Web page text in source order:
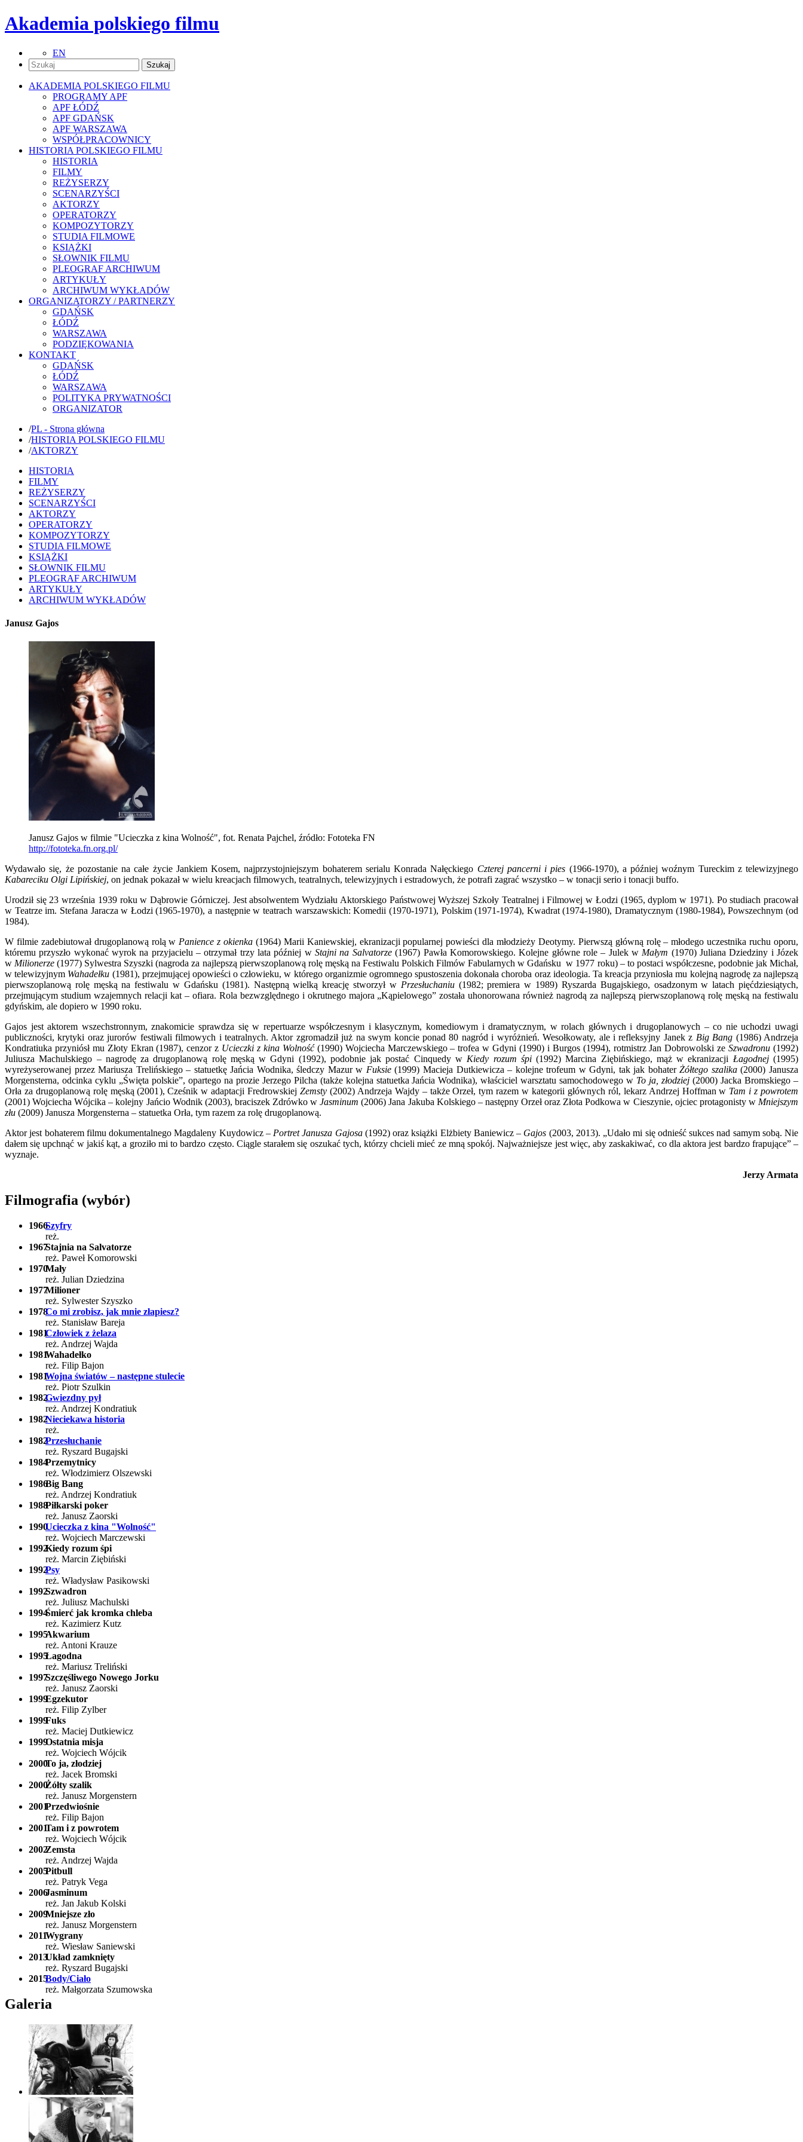
Akademia polskiego filmu
EN
AKADEMIA POLSKIEGO FILMU
PROGRAMY APF
APF ŁÓDŹ
APF GDAŃSK
APF WARSZAWA
WSPÓŁPRACOWNICY
HISTORIA POLSKIEGO FILMU
HISTORIA
FILMY
REŻYSERZY
SCENARZYŚCI
AKTORZY
OPERATORZY
KOMPOZYTORZY
STUDIA FILMOWE
KSIĄŻKI
SŁOWNIK FILMU
PLEOGRAF ARCHIWUM
ARTYKUŁY
ARCHIWUM WYKŁADÓW
ORGANIZATORZY / PARTNERZY
GDAŃSK
ŁÓDŹ
WARSZAWA
PODZIĘKOWANIA
KONTAKT
GDAŃSK
ŁÓDŹ
WARSZAWA
POLITYKA PRYWATNOŚCI
ORGANIZATOR
/PL - Strona główna
/HISTORIA POLSKIEGO FILMU
/AKTORZY
HISTORIA
FILMY
REŻYSERZY
SCENARZYŚCI
AKTORZY
OPERATORZY
KOMPOZYTORZY
STUDIA FILMOWE
KSIĄŻKI
SŁOWNIK FILMU
PLEOGRAF ARCHIWUM
ARTYKUŁY
ARCHIWUM WYKŁADÓW
Janusz Gajos
Janusz Gajos w filmie "Ucieczka z kina Wolność", fot. Renata Pajchel, źródło: Fototeka FN
http://fototeka.fn.org.pl/
Wydawało się, że pozostanie na całe życie Jankiem Kosem, najprzystojniejszym bohaterem serialu Konrada Nałęckiego Czterej pancerni i pies (1966-1970), a później woźnym Tureckim z telewizyjnego
Kabareciku Olgi Lipińskiej, on jednak pokazał w wielu kreacjach filmowych, teatralnych, telewizyjnych i estradowych, że potrafi zagrać wszystko – w tonacji serio i tonacji buffo.
Urodził się 23 września 1939 roku w Dąbrowie Górniczej. Jest absolwentem Wydziału Aktorskiego Państwowej Wyższej Szkoły Teatralnej i Filmowej w Łodzi (1965, dyplom w 1971). Po studiach pracował
w Teatrze im. Stefana Jaracza w Łodzi (1965-1970), a następnie w teatrach warszawskich: Komedii (1970-1971), Polskim (1971-1974), Kwadrat (1974-1980), Dramatycznym (1980-1984), Powszechnym (od
1984).
W filmie zadebiutował drugoplanową rolą wPanience z okienka (1964) Marii Kaniewskiej, ekranizacji popularnej powieści dla młodzieży Deotymy. Pierwszą główną rolę – młodego uczestnika ruchu oporu,
któremu przyszło wykonać wyrok na przyjacielu – otrzymał trzy lata później wStajni na Salvatorze(1967) Pawła Komorowskiego. Kolejne główne role – Julek wMałym (1970) Juliana Dziedziny i Józek
wMilionerze (1977) Sylwestra Szyszki (nagroda za najlepszą pierwszoplanową rolę męską na Festiwalu Polskich Filmów Fabularnych w Gdańsku w 1977 roku) – to postaci współczesne, podobnie jak Michał,
w telewizyjnym Wahadełku (1981), przejmującej opowieści o człowieku, w którego organizmie ogromnego spustoszenia dokonała choroba oraz ideologia. Ta kreacja przyniosła mu kolejną nagrodę za najlepszą
pierwszoplanową rolę męską na festiwalu w Gdańsku (1981). Następną wielką kreację stworzył w Przesłuchaniu(1982; premiera w 1989) Ryszarda Bugajskiego, osadzonym w latach pięćdziesiątych,
przejmującym studium wzajemnych relacji kat – ofiara. Rola bezwzględnego i okrutnego majora „Kąpielowego” została uhonorowana również nagrodą za najlepszą pierwszoplanową rolę męską na festiwalu
gdyńskim, ale dopiero w 1990 roku.
Gajos jest aktorem wszechstronnym, znakomicie sprawdza się w repertuarze współczesnym i klasycznym, komediowym i dramatycznym, w rolach głównych i drugoplanowych – co nie uchodzi uwagi
publiczności, krytyki oraz jurorów festiwali filmowych i teatralnych. Aktor zgromadził już na swym koncie ponad 80 nagród i wyróżnień. Wesołkowaty, ale i refleksyjny Janek z Big Bang (1986) Andrzeja
Kondratiuka przyniósł mu Złoty Ekran (1987), cenzor z Ucieczki z kina Wolność(1990) Wojciecha Marczewskiego – trofea w Gdyni (1990) i Burgos (1994), rotmistrz Jan Dobrowolski zeSzwadronu(1992)
Juliusza Machulskiego – nagrodę za drugoplanową rolę męską w Gdyni (1992), podobnie jak postać Cinquedy wKiedy rozum śpi(1992) Marcina Ziębińskiego, mąż w ekranizacji Łagodnej(1995)
wyreżyserowanej przez Mariusza Trelińskiego – statuetkę Jańcia Wodnika, śledczy Mazur w Fuksie(1999) Macieja Dutkiewicza – kolejne trofeum w Gdyni, tak jak bohaterŻółtego szalika(2000) Janusza
Morgensterna, odcinka cyklu „Święta polskie”, opartego na prozie Jerzego Pilcha (także kolejna statuetka Jańcia Wodnika), właściciel warsztatu samochodowego w To ja, złodziej (2000) Jacka Bromskiego –
Orła za drugoplanową rolę męską (2001), Cześnik w adaptacji Fredrowskiej Zemsty (2002) Andrzeja Wajdy – także Orzeł, tym razem w kategorii głównych ról, lekarz Andrzej Hoffman w Tam i z powrotem
(2001) Wojciecha Wójcika – kolejny Jańcio Wodnik (2003), braciszek Zdrówko wJasminum (2006) Jana Jakuba Kolskiego – następny Orzeł oraz Złota Podkowa w Cieszynie, ojciec protagonisty wMniejszym
złu (2009) Janusza Morgensterna – statuetka Orła, tym razem za rolę drugoplanową.
Aktor jest bohaterem filmu dokumentalnego Magdaleny Kuydowicz – Portret Janusza Gajosa(1992) oraz książki Elżbiety Baniewicz – Gajos (2003, 2013). „Udało mi się odnieść sukces nad samym sobą. Nie
dałem się upchnąć w jakiś kąt, a groziło mi to bardzo często. Ciągle starałem się oszukać tych, którzy chcieli mieć ze mną spokój. Najważniejsze jest więc, aby zaskakiwać, co dla aktora jest bardzo frapujące” –
wyznaje.
Jerzy Armata
Filmografia (wybór)
1966Szyfry
reż.
1967Stajnia na Salvatorze
reż. Paweł Komorowski
1970Mały
reż. Julian Dziedzina
1977Milioner
reż. Sylwester Szyszko
1978Co mi zrobisz, jak mnie złapiesz?
reż. Stanisław Bareja
1981Człowiek z żelaza
reż. Andrzej Wajda
1981Wahadełko
reż. Filip Bajon
1981Wojna światów – następne stulecie
reż. Piotr Szulkin
1982Gwiezdny pył
reż. Andrzej Kondratiuk
1982Nieciekawa historia
reż.
1982Przesłuchanie
reż. Ryszard Bugajski
1984Przemytnicy
reż. Włodzimierz Olszewski
1986Big Bang
reż. Andrzej Kondratiuk
1988Piłkarski poker
reż. Janusz Zaorski
1990Ucieczka z kina "Wolność"
reż. Wojciech Marczewski
1992Kiedy rozum śpi
reż. Marcin Ziębiński
1992Psy
reż. Władysław Pasikowski
1992Szwadron
reż. Juliusz Machulski
1994Śmierć jak kromka chleba
reż. Kazimierz Kutz
1995Akwarium
reż. Antoni Krauze
1995Łagodna
reż. Mariusz Treliński
1997Szczęśliwego Nowego Jorku
reż. Janusz Zaorski
1999Egzekutor
reż. Filip Zylber
1999Fuks
reż. Maciej Dutkiewicz
1999Ostatnia misja
reż. Wojciech Wójcik
2000To ja, złodziej
reż. Jacek Bromski
2000Żółty szalik
reż. Janusz Morgenstern
2001Przedwiośnie
reż. Filip Bajon
2001Tam i z powrotem
reż. Wojciech Wójcik
2002Zemsta
reż. Andrzej Wajda
2005Pitbull
reż. Patryk Vega
2006Jasminum
reż. Jan Jakub Kolski
2009Mniejsze zło
reż. Janusz Morgenstern
2011Wygrany
reż. Wiesław Saniewski
2013Układ zamknięty
reż. Ryszard Bugajski
2015Body/Ciało
reż. Małgorzata Szumowska
Galeria